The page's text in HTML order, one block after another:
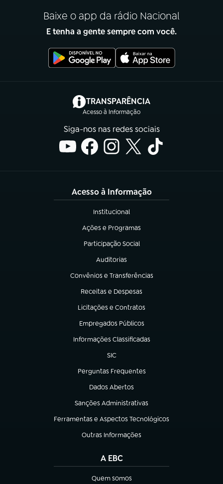
Baixe o app da rádio Nacional
E tenha a gente sempre com você.
TRANSPARÊNCIA
Acesso à Informação
(abre em nova aba)
Siga-nos nas redes sociais
Acesso à Informação
Institucional
(abre em nova aba)
Ações e Programas
(abre em nova aba)
Participação Social
(abre em nova aba)
Auditorias
(abre em nova aba)
Convênios e Transferências
(abre em nova aba)
Receitas e Despesas
(abre em nova aba)
Licitações e Contratos
(abre em nova aba)
Empregados Públicos
(abre em nova aba)
Informações Classificadas
(abre em nova aba)
SIC
(abre em nova aba)
Perguntas Frequentes
(abre em nova aba)
Dados Abertos
(abre em nova aba)
Sanções Administrativas
(abre em nova aba)
Ferramentas e Aspectos Tecnológicos
(abre em nova aba)
Outras Informações
(abre em nova aba)
A EBC
Quem somos
(abre em nova aba)